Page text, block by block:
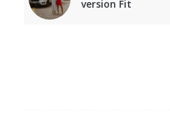
version Fit